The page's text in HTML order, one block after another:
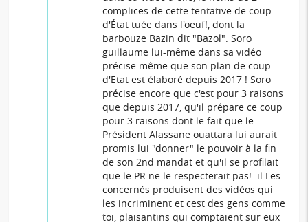
complices de cette tentative de coup
d'État tuée dans l'oeuf!, dont la
barbouze Bazin dit "Bazol". Soro
guillaume lui-même dans sa vidéo
précise même que son plan de coup
d'Etat est élaboré depuis 2017 ! Soro
précise encore que c'est pour 3 raisons
que depuis 2017, qu'il prépare ce coup
pour 3 raisons dont le fait que le
Président Alassane ouattara lui aurait
promis lui "donner" le pouvoir à la fin
de son 2nd mandat et qu'il se profilait
que le PR ne le respecterait pas!..il Les
concernés produisent des vidéos qui
les incriminent et cest des gens comme
toi, plaisantins qui comptaient sur eux